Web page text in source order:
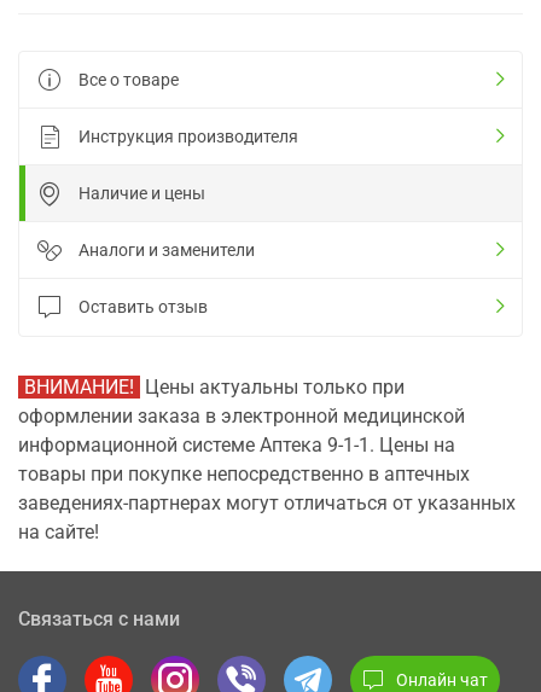
Все о товаре
Инструкция производителя
Наличие и цены
Аналоги и заменители
Оставить отзыв
ВНИМАНИЕ! Цены актуальны только при
оформлении заказа в электронной медицинской
информационной системе Аптека 9-1-1. Цены на
товары при покупке непосредственно в аптечных
заведениях-партнерах могут отличаться от указанных
на сайте!
Связаться с нами
Онлайн чат